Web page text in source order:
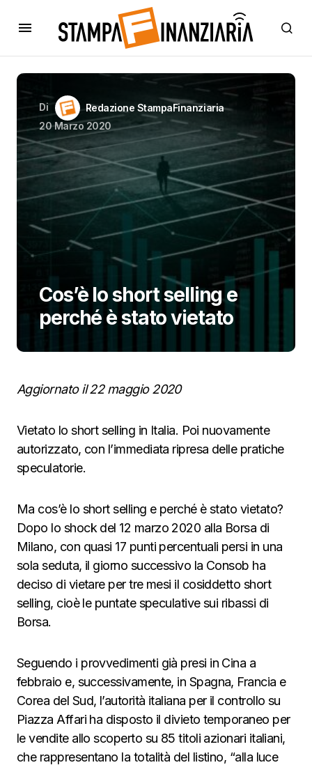
Di
Redazione StampaFinanziaria
20 Marzo 2020
Cos’è lo short selling e
perché è stato vietato
Aggiornato il 22 maggio 2020
Vietato lo short selling in Italia. Poi nuovamente
autorizzato, con l’immediata ripresa delle pratiche
speculatorie.
Ma cos’è lo short selling e perché è stato vietato?
Dopo lo shock del 12 marzo 2020 alla Borsa di
Milano, con quasi 17 punti percentuali persi in una
sola seduta, il giorno successivo la Consob ha
deciso di vietare per tre mesi il cosiddetto short
selling, cioè le puntate speculative sui ribassi di
Borsa.
Seguendo i provvedimenti già presi in Cina a
febbraio e, successivamente, in Spagna, Francia e
Corea del Sud, l’autorità italiana per il controllo su
Piazza Affari ha disposto il divieto temporaneo per
le vendite allo scoperto su 85 titoli azionari italiani,
che rappresentano la totalità del listino, “alla luce